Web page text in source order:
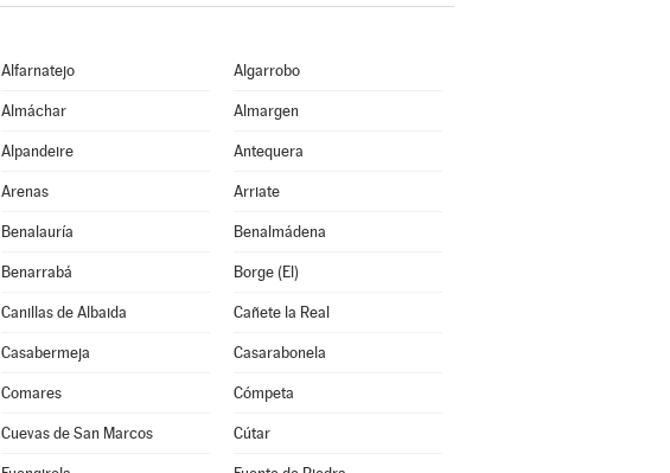
Alfarnatejo Algarrobo
Almáchar Almargen
Alpandeire Antequera
Arenas Arriate
Benalauría Benalmádena
Benarrabá Borge (El)
Canillas de Albaida Cañete la Real
Casabermeja Casarabonela
Comares Cómpeta
Cuevas de San Marcos Cútar